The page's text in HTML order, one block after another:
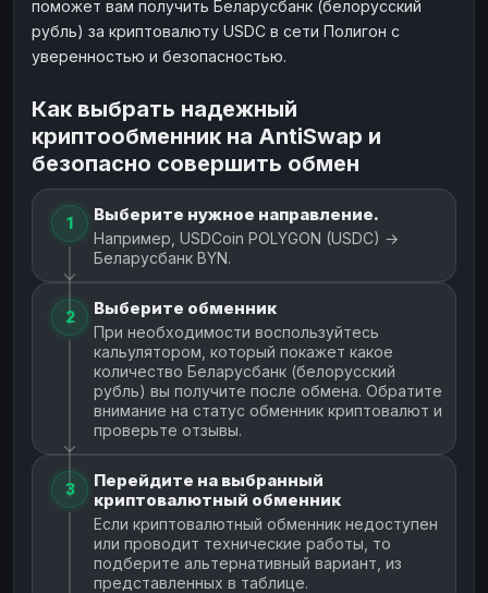
поможет вам получить Беларусбанк (белорусский
рубль) за криптовалюту USDC в сети Полигон с
уверенностью и безопасностью.
Как выбрать надежный
криптообменник на AntiSwap и
безопасно совершить обмен
1 Выберите нужное направление.
Например, USDCoin POLYGON (USDC) →
Беларусбанк BYN.
2 Выберите обменник
При необходимости воспользуйтесь
кальулятором, который покажет какое
количество Беларусбанк (белорусский
рубль) вы получите после обмена. Обратите
внимание на статус обменник криптовалют и
проверьте отзывы.
3
Перейдите на выбранный
криптовалютный обменник
Если криптовалютный обменник недоступен
или проводит технические работы, то
подберите альтернативный вариант, из
представленных в таблице.